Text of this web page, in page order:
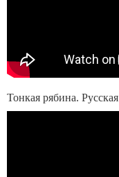
Тонкая рябина.